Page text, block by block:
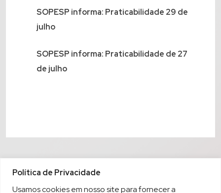
Política de Privacidade
Usamos cookies em nosso site para fornecer a
SOPESP informa: Praticabilidade 29 de
julho
SOPESP informa: Praticabilidade de 27
de julho